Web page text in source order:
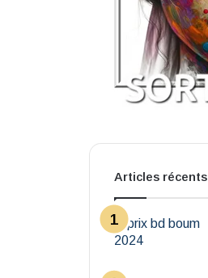
Articles récents